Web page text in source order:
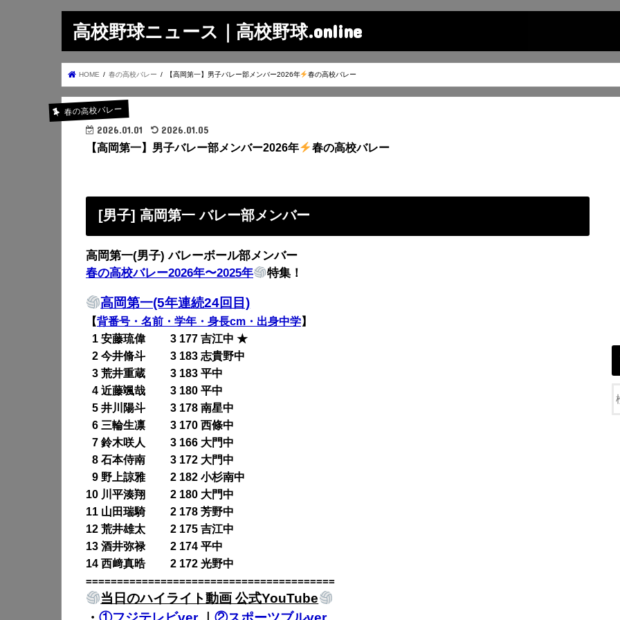
高校野球ニュース｜高校野球.online
HOME 春の高校バレー 【高岡第一】男子バレー部メンバー2026年 春の高校バレー
春の高校バレー
2026.01.01 2026.01.05
【高岡第一】男子バレー部メンバー2026年 春の高校バレー
[男子] 高岡第一 バレー部メンバー
高岡第一(男子) バレーボール部メンバー
春の高校バレー2026年〜2025年
特集！
高岡第一(5年連続24回目)
【背番号・名前・学年・身長cm・出身中学】
1 安藤琉偉 3 177 吉江中 ★
2 今井脩斗 3 183 志貴野中
3 荒井重蔵 3 183 平中
4 近藤颯哉 3 180 平中
5 井川陽斗 3 178 南星中
6 三輪生凛 3 170 西條中
7 鈴木咲人 3 166 大門中
8 石本侍南 3 172 大門中
9 野上諒雅 2 182 小杉南中
10 川平湊翔 2 180 大門中
11 山田瑞騎 2 178 芳野中
12 荒井雄太 2 175 吉江中
13 酒井弥禄 2 174 平中
14 西﨑真晧 2 172 光野中
========================================
当日のハイライト動画 公式YouTube